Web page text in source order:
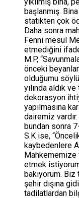
başlanmış.
statikten çok
Daha sonra
Fenni mesul
etmediğini
M.P,
önceki
olduğumu
yılında aldık
dekorasyon
yapılmasına
dairemiz
bundan sonra
S.K ise,
kaybedenlere
Mahkememize
etmek
bakıyorum. Biz
şehir dışına
tadilatlardan